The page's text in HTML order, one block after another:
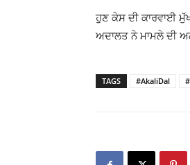
ਹੁਣ ਕੇਸ ਦੀ ਕਾਰਵਾਈ
ਅਦਾਲਤ ਨੇ ਮਾਮਲੇ ਦੀ
TAGS #AkaliDal